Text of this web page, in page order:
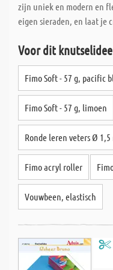
zijn uniek en modern en
eigen sieraden, en laat je
Voor dit
Fimo Soft - 57 g, pacific
Fimo Soft - 57 g, limoen
Ronde leren veters Ø
Fimo acryl roller
Vouwbeen, elastisch